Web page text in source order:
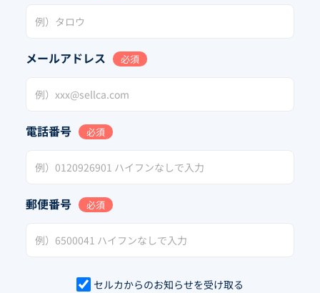
メールアドレス 必須
電話番号 必須
郵便番号 必須
セルカからのお知らせを受け取る